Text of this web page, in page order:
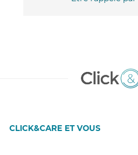
CLICK&CARE ET VOUS